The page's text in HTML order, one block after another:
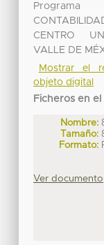
CENTRO
VALLE DE
Mostrar el
objeto digital
Ficheros en el
Nombre:
Tamaño:
Formato:
Ver documento